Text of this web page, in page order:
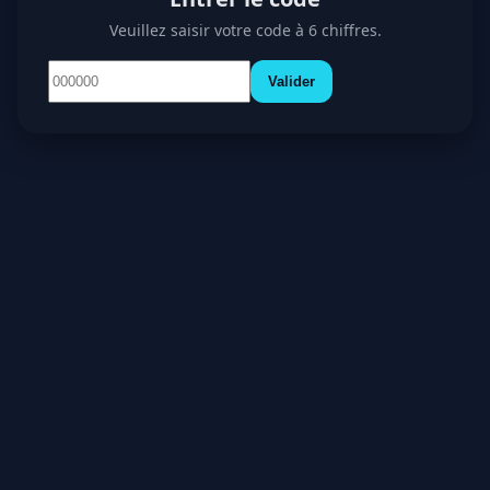
Veuillez saisir votre code à 6 chiffres.
Valider